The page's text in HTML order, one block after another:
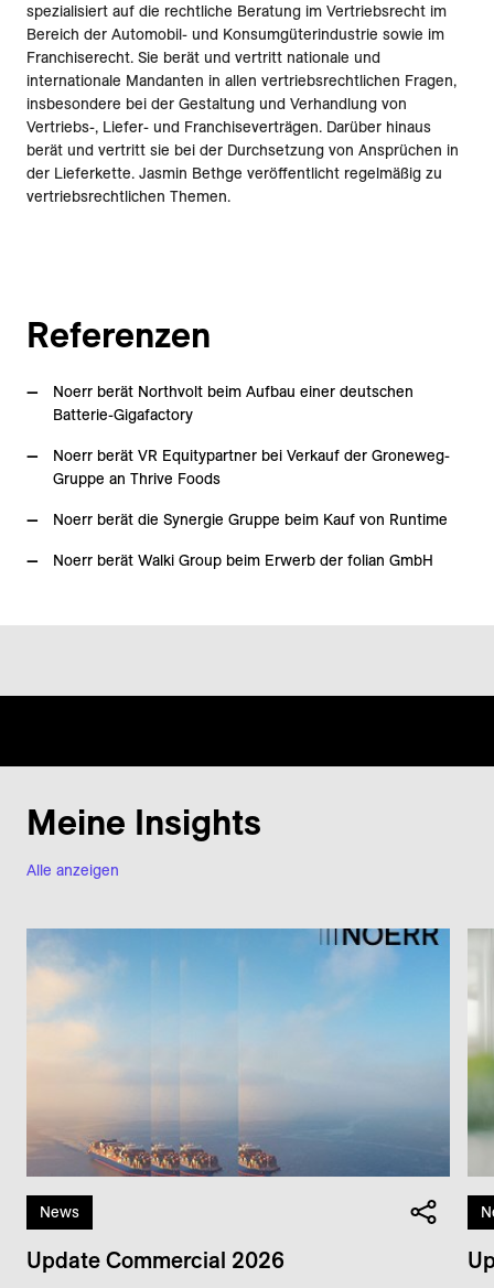
spezialisiert auf die rechtliche Beratung im Vertriebsrecht im
Bereich der Automobil- und Konsumgüterindustrie sowie im
Franchiserecht. Sie berät und vertritt nationale und
internationale Mandanten in allen vertriebsrechtlichen Fragen,
insbesondere bei der Gestaltung und Verhandlung von
Vertriebs-, Liefer- und Franchiseverträgen. Darüber hinaus
berät und vertritt sie bei der Durchsetzung von Ansprüchen in
der Lieferkette. Jasmin Bethge veröffentlicht regelmäßig zu
vertriebsrechtlichen Themen.
Referenzen
Noerr berät Northvolt beim Aufbau einer deutschen
Batterie-Gigafactory
Noerr berät VR Equitypartner bei Verkauf der Groneweg-
Gruppe an Thrive Foods
Noerr berät die Synergie Gruppe beim Kauf von Runtime
Noerr berät Walki Group beim Erwerb der folian GmbH
Alle anzeigen
Meine Insights
News
Update Commercial 2026